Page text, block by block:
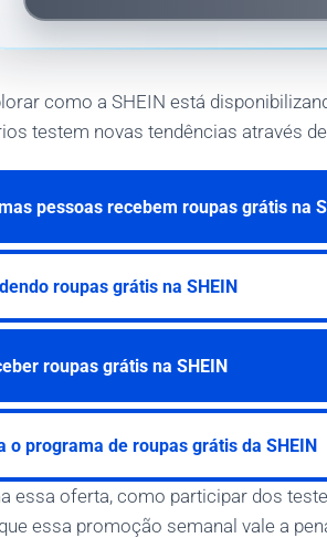
como a SHEIN está
testem novas tendências através
pessoas recebem roupas grátis na
roupas grátis na SHEIN
roupas grátis na SHEIN
o programa de roupas grátis da SHEIN
essa oferta, como participar dos
essa promoção semanal vale a